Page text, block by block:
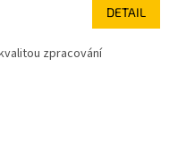
DETAIL
zpracování